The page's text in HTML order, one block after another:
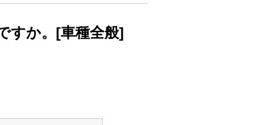
すか。[車種全般]